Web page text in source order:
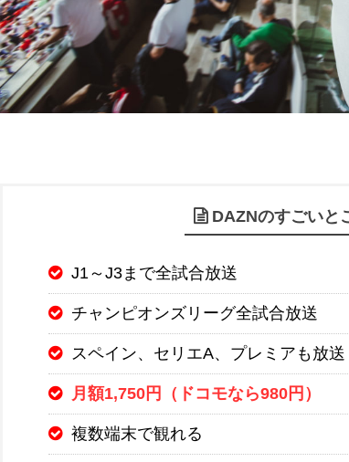
DAZNのすごいと
J1～J3まで全試合放送
チャンピオンズリーグ全試合放送
スペイン、セリエA、プレミアも放送
月額1,750円（ドコモなら980円）
複数端末で観れる